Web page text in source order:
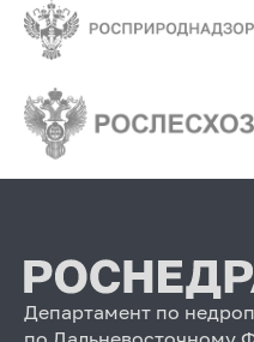
Департамент по